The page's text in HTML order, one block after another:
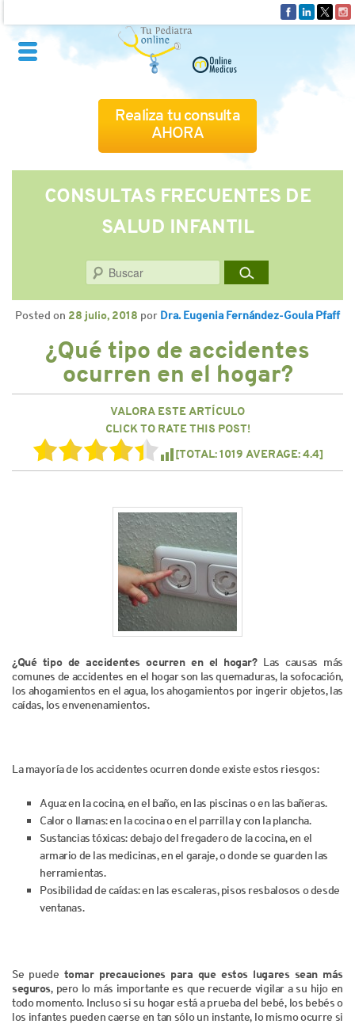
Realiza tu consulta
AHORA
QUIÉNES SOMOS
CÓMO FUNCIONA
CUADRO MÉDICO
CONSULTAS FRECUENTES
CONTACTO
CONSULTAS FRECUENTES DE
SALUD INFANTIL
Posted on 28 julio, 2018 por Dra. Eugenia Fernández-Goula Pfaff
¿Qué tipo de accidentes
ocurren en el hogar?
VALORA ESTE ARTÍCULO
CLICK TO RATE THIS POST!
[TOTAL:1019 AVERAGE:4.4]
¿Qué tipo de accidentes ocurren en el hogar?Las causas más
comunes de accidentes en el hogar son las quemaduras, la sofocación,
los ahogamientos en el agua, los ahogamientos por ingerir objetos, las
caídas, los envenenamientos.
La mayoría de los accidentes ocurren donde existe estos riesgos:
Agua: en la cocina, en el baño, en las piscinas o en las bañeras.
Calor o llamas: en la cocina o en el parrilla y con la plancha.
Sustancias tóxicas: debajo del fregadero de la cocina, en el
armario de las medicinas, en el garaje, o donde se guarden las
herramientas.
Posibilidad de caídas: en las escaleras, pisos resbalosos o desde
ventanas.
Se puede tomar precauciones para que estos lugares sean más
seguros, pero lo más importante es que recuerde vigilar a su hijo en
todo momento. Incluso si su hogar está a prueba del bebé, los bebés o
los infantes pueden caerse en tan sólo un instante, lo mismo ocurre si